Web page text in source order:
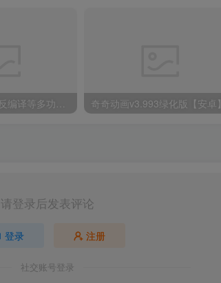
奇奇动画v3.993绿化版【安卓】
请登录后发表评论
登录 注册
社交账号登录